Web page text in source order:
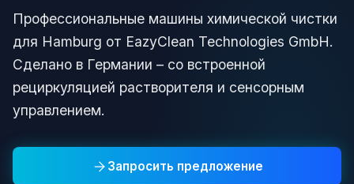
Профессиональные машины химической чистки
для Hamburg от EazyClean Technologies GmbH.
Сделано в Германии – со встроенной
рециркуляцией растворителя и сенсорным
управлением.
Запросить предложение